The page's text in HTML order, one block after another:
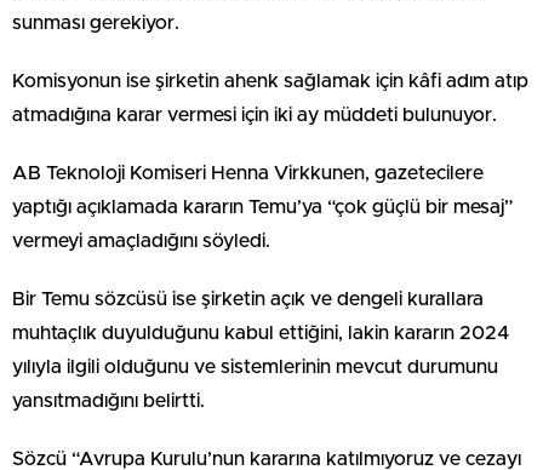
sunması gerekiyor.
Komisyonun ise şirketin ahenk sağlamak için kâfi adım atıp
atmadığına karar vermesi için iki ay müddeti bulunuyor.
AB Teknoloji Komiseri Henna Virkkunen, gazetecilere
yaptığı açıklamada kararın Temu’ya “çok güçlü bir mesaj”
vermeyi amaçladığını söyledi.
Bir Temu sözcüsü ise şirketin açık ve dengeli kurallara
muhtaçlık duyulduğunu kabul ettiğini, lakin kararın 2024
yılıyla ilgili olduğunu ve sistemlerinin mevcut durumunu
yansıtmadığını belirtti.
Sözcü “Avrupa Kurulu’nun kararına katılmıyoruz ve cezayı